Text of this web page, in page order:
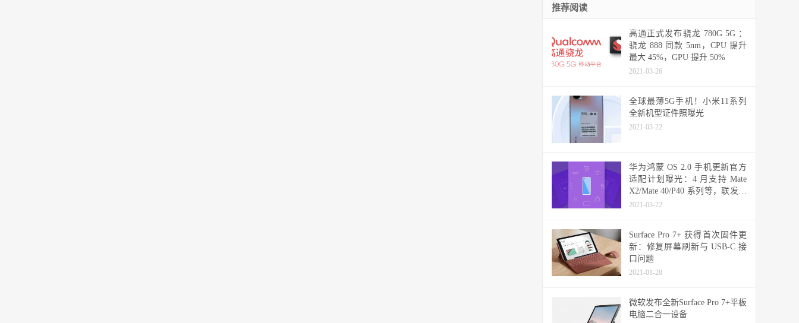
推荐阅读
高通正式发布骁龙 780G 5G ：
骁龙 888 同款 5nm，CPU 提升
最大 45%，GPU 提升 50%
2021-03-26
全球最薄5G手机！小米11系列
全新机型证件照曝光
2021-03-22
华为鸿蒙 OS 2.0 手机更新官方
适配计划曝光：4 月支持 Mate
X2/Mate 40/P40 系列等，联发科
天玑机型可能无缘
2021-03-22
Surface Pro 7+ 获得首次固件更
新：修复屏幕刷新与 USB-C 接
口问题
2021-01-28
微软发布全新Surface Pro 7+平板
电脑二合一设备